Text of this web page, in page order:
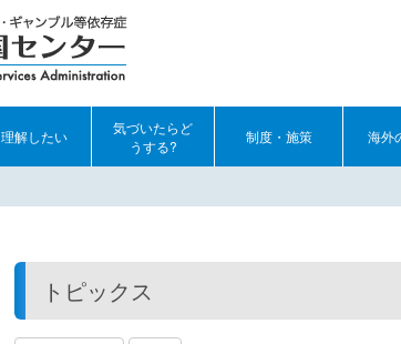
理解したい
気づいたらど
うする?
制度・施策 海外
トピックス